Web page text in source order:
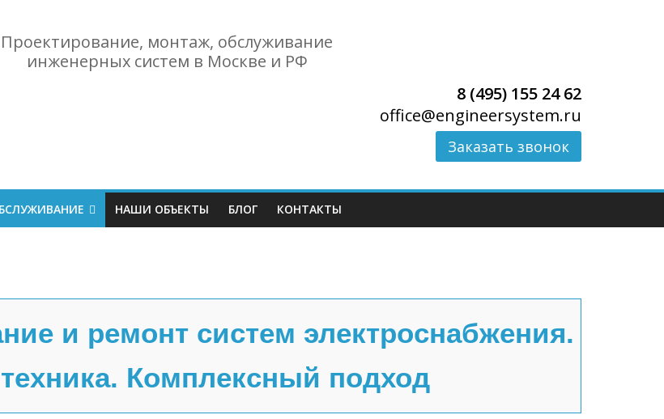
Проектирование, монтаж, обслуживание
инженерных систем в Москве и РФ
8 (495) 155 24 62
office@engineersystem.ru
Заказать звонок
НАШИ ОБЪЕКТЫ БЛОГ КОНТАКТЫ
и ремонт систем электроснабжения.
Комплексный подход